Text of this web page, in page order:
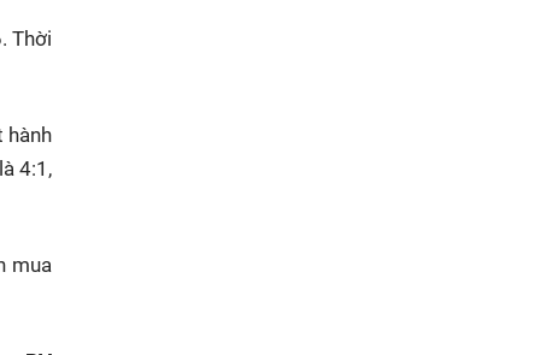
Thời
hành
4:1,
mua